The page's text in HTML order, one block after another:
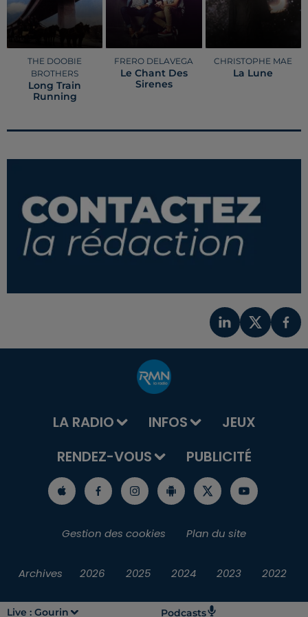
Live : Gourin Podcasts
THE DOOBIE
BROTHERS
Long Train
Running
FRERO DELAVEGA
Le Chant Des
Sirenes
CHRISTOPHE MAE
La Lune
LA RADIO INFOS
JEUX
RENDEZ-VOUS
PUBLICITÉ
Gestion des cookies Plan du site
Archives 2026 2025 2024 2023 2022